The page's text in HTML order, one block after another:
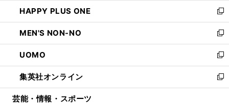
く
で
開
く
ド
ウ
で
開
く
ィ
ン
ド
ウ
で
開
く
し
い
ウ
ィ
ン
ド
ウ
で
開
HAPPY PLUS ONE
新
し
い
ウ
ィ
ン
ド
ウ
MEN'S NON-NO
新
し
い
ウ
ィ
ン
UOMO
新
し
い
ウ
集英社オンライン
新
し
芸能・情報・スポーツ